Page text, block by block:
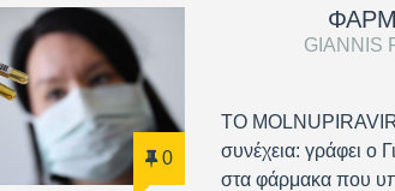
0
GIANNIS
ΤΟ
συνέχεια: γράφει ο
στα φάρμακα που